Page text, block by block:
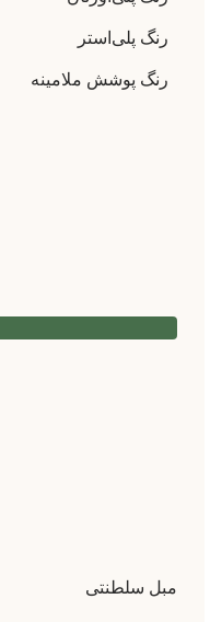
رنگ پلی‌استر
رنگ پوشش ملامینه
مبل سلطنتی